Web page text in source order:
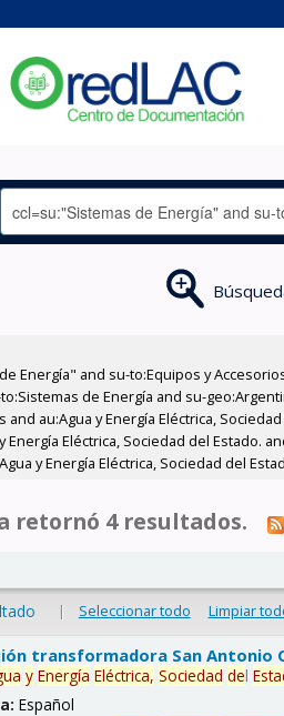
and su-to:Equipos y
de Energía and su-
au:Agua y Energía Eléctrica,
Eléctrica, Sociedad del Estado.
y Energía Eléctrica, Sociedad del
retornó 4 resultados.
| Seleccionar todo Limpiar
transformadora San Antonio
y Energía Eléctrica, Sociedad del
Español